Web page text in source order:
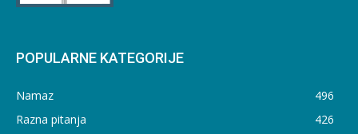
POPULARNE KATEGORIJE
Namaz
496
Razna pitanja
426